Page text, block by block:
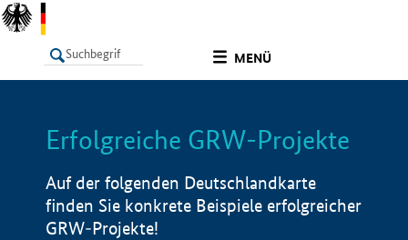
MENÜ
LISTE Info
Erfolgreiche GRW-Projekte
Auf der folgenden Deutschlandkarte
finden Sie konkrete Beispiele erfolgreicher
GRW-Projekte!